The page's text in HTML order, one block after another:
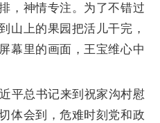
神情专注。为了不错过
山上的果园把活儿干完，
幕里的画面，王宝维心中
总书记来到祝家沟村慰
体会到，危难时刻党和政